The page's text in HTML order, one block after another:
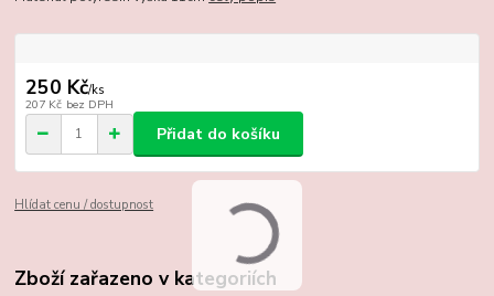
250 Kč/ks
207 Kč bez DPH
Přidat do košíku
Hlídat cenu / dostupnost
Zboží zařazeno v kategoriích